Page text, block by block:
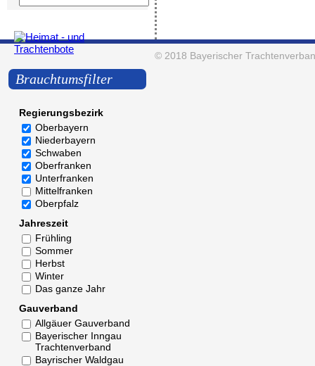
Brauchtumsfilter
Regierungsbezirk
Oberbayern
Niederbayern
Schwaben
Oberfranken
Unterfranken
Mittelfranken
Oberpfalz
Jahreszeit
Frühling
Sommer
Herbst
Winter
Das ganze Jahr
Gauverband
Allgäuer Gauverband
Bayerischer Inngau
Trachtenverband
Bayrischer Waldgau
© 2018 Bayerischer